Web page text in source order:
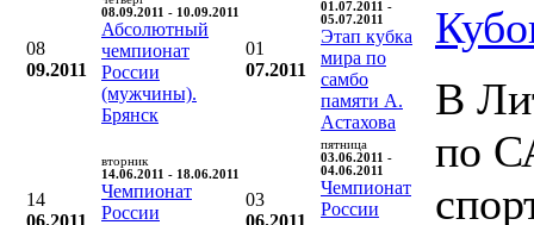
08
09.2011
08.09.2011 - 10.09.2011
Абсолютный
чемпионат
России
(мужчины).
Брянск
01
07.2011
01.07.2011 -
05.07.2011
Этап кубка
мира по
самбо
памяти А.
Астахова
14
06.2011
вторник
14.06.2011 - 18.06.2011
Чемпионат
России
03
06.2011
пятница
03.06.2011 -
04.06.2011
Чемпионат
России
В
по